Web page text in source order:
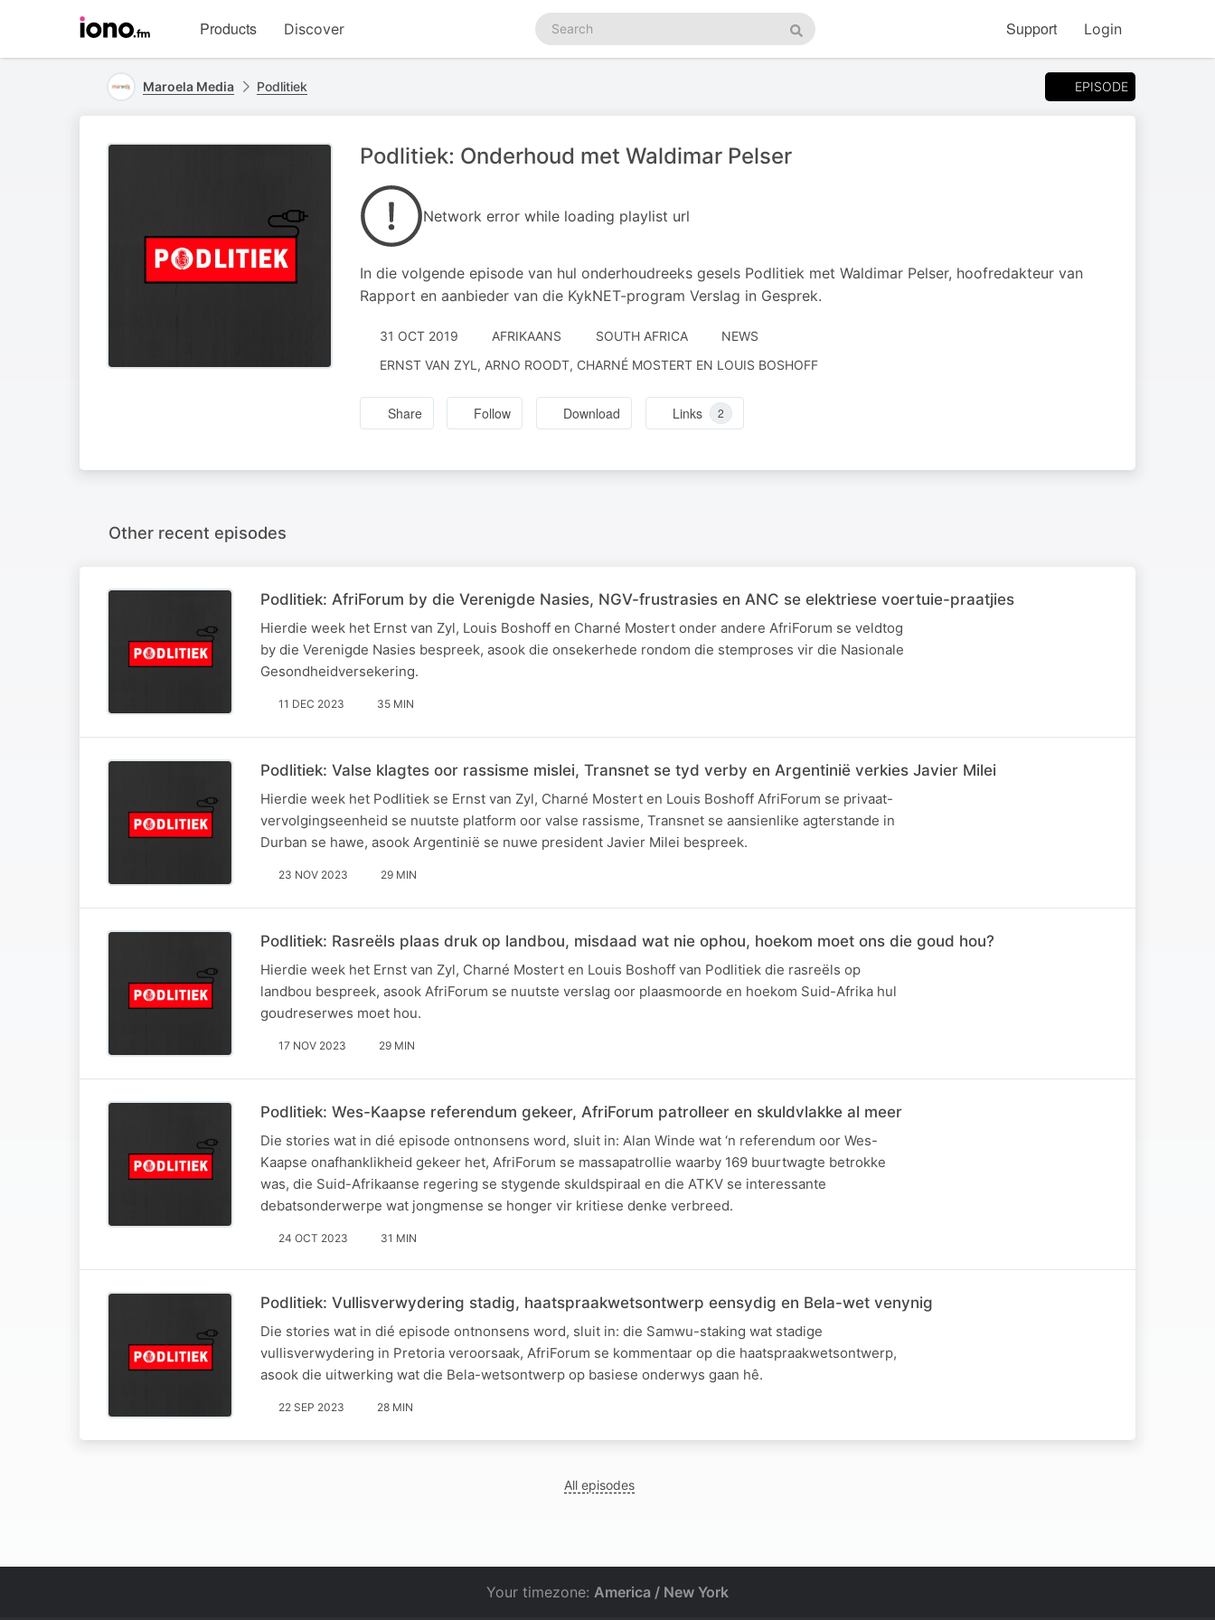
homepage
Products Discover
Search
podcasts
Search
Support Login
Maroela Media Podlitiek EPISODE
Podlitiek: Onderhoud met Waldimar Pelser
Network error while loading playlist url
In die volgende episode van hul onderhoudreeks gesels Podlitiek met Waldimar Pelser, hoofredakteur van
Rapport en aanbieder van die KykNET-program Verslag in Gesprek.
31 OCT 2019 AFRIKAANS SOUTH AFRICA
NEWS
ERNST VAN ZYL, ARNO ROODT, CHARNÉ MOSTERT EN LOUIS BOSHOFF
Share Follow Download Links 2
Other recent episodes
Podlitiek: AfriForum by die Verenigde Nasies, NGV-frustrasies en ANC se elektriese voertuie-praatjies
Hierdie week het Ernst van Zyl, Louis Boshoff en Charné Mostert onder andere AfriForum se veldtog
by die Verenigde Nasies bespreek, asook die onsekerhede rondom die stemproses vir die Nasionale
Gesondheidversekering.
11 DEC 2023 35 MIN
Podlitiek: Valse klagtes oor rassisme mislei, Transnet se tyd verby en Argentinië verkies Javier Milei
Hierdie week het Podlitiek se Ernst van Zyl, Charné Mostert en Louis Boshoff AfriForum se privaat-
vervolgingseenheid se nuutste platform oor valse rassisme, Transnet se aansienlike agterstande in
Durban se hawe, asook Argentinië se nuwe president Javier Milei bespreek.
23 NOV 2023 29 MIN
Podlitiek: Rasreëls plaas druk op landbou, misdaad wat nie ophou, hoekom moet ons die goud hou?
Hierdie week het Ernst van Zyl, Charné Mostert en Louis Boshoff van Podlitiek die rasreëls op
landbou bespreek, asook AfriForum se nuutste verslag oor plaasmoorde en hoekom Suid-Afrika hul
goudreserwes moet hou.
17 NOV 2023 29 MIN
Podlitiek: Wes-Kaapse referendum gekeer, AfriForum patrolleer en skuldvlakke al meer
Die stories wat in dié episode ontnonsens word, sluit in: Alan Winde wat ‘n referendum oor Wes-
Kaapse onafhanklikheid gekeer het, AfriForum se massapatrollie waarby 169 buurtwagte betrokke
was, die Suid-Afrikaanse regering se stygende skuldspiraal en die ATKV se interessante
debatsonderwerpe wat jongmense se honger vir kritiese denke verbreed.
24 OCT 2023 31 MIN
Podlitiek: Vullisverwydering stadig, haatspraakwetsontwerp eensydig en Bela-wet venynig
Die stories wat in dié episode ontnonsens word, sluit in: die Samwu-staking wat stadige
vullisverwydering in Pretoria veroorsaak, AfriForum se kommentaar op die haatspraakwetsontwerp,
asook die uitwerking wat die Bela-wetsontwerp op basiese onderwys gaan hê.
22 SEP 2023 28 MIN
All episodes
Your timezone: America / New York